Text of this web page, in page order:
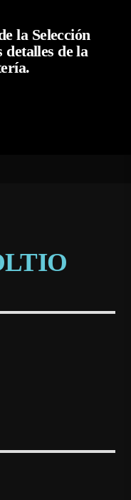
la Selección
detalles de la